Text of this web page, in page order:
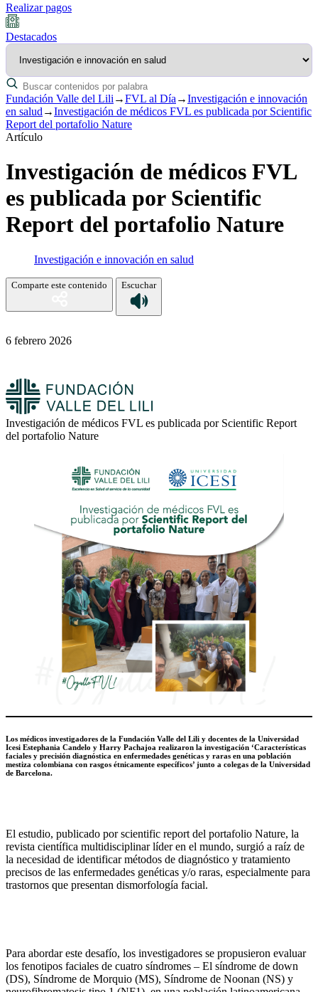
Realizar pagos
Destacados
Fundación Valle del Lili →FVL al Día →Investigación e innovación
en salud →Investigación de médicos FVL es publicada por Scientific
Report del portafolio Nature
Artículo
Investigación de médicos FVL
es publicada por Scientific
Report del portafolio Nature
Investigación e innovación en salud
Comparte este contenido Escuchar
6 febrero 2026
Investigación de médicos FVL es publicada por Scientific Report
del portafolio Nature
Los médicos investigadores de la Fundación Valle del Lili y docentes de la Universidad
Icesi Estephania Candelo y Harry Pachajoa realizaron la investigación ‘Características
faciales y precisión diagnóstica en enfermedades genéticas y raras en una población
mestiza colombiana con rasgos étnicamente específicos’ junto a colegas de la Universidad
de Barcelona.
El estudio, publicado por scientific report del portafolio Nature, la
revista científica multidisciplinar líder en el mundo, surgió a raíz de
la necesidad de identificar métodos de diagnóstico y tratamiento
precisos de las enfermedades genéticas y/o raras, especialmente para
trastornos que presentan dismorfología facial.
Para abordar este desafío, los investigadores se propusieron evaluar
los fenotipos faciales de cuatro síndromes – El síndrome de down
(DS), Síndrome de Morquio (MS), Síndrome de Noonan (NS) y